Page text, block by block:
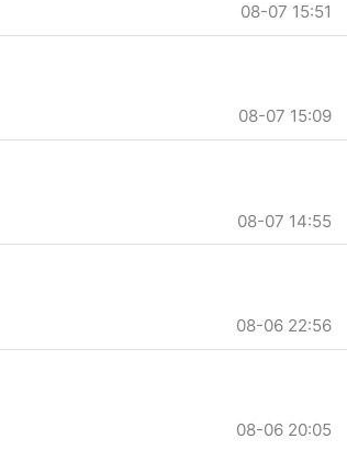
08-07 15:51
08-07 15:09
08-07 14:55
08-06 22:56
08-06 20:05